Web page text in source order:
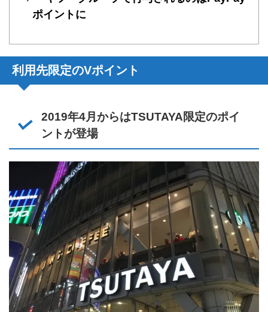
ポイントに
利用先限定のVポイント
2019年4月からはTSUTAYA限定のポイ
ントが登場